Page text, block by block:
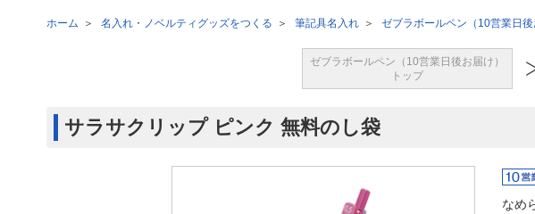
ホーム 名入れ・ノベルティグッズをつくる 筆記具名入れ ゼブラボールペン（10営業日後
ゼブラボールペン（10営業日後お届け）
トップ
サラサクリップ ピンク 無料のし袋
なめ